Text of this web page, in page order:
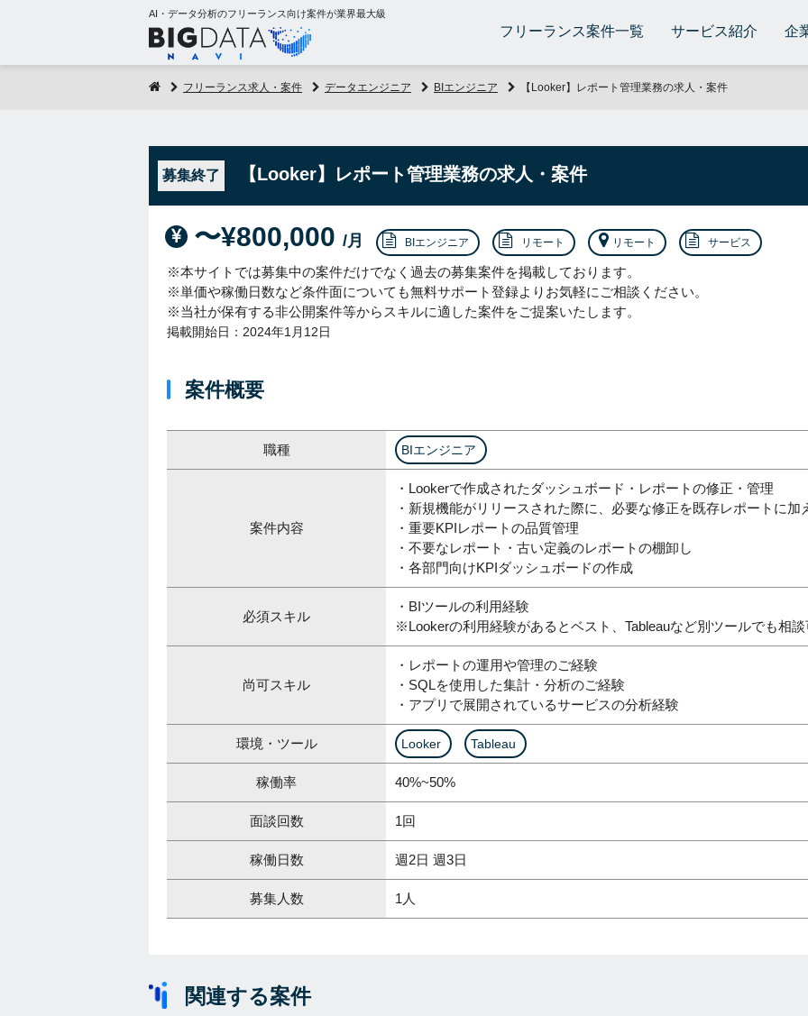
AI・データ分析のフリーランス向け案件が業界最大級
フリーランス案件一覧 サービス紹介 企
フリーランス求人・案件 データエンジニア BIエンジニア 【Looker】レポート管理業務の求人・案件
募集終了 【Looker】レポート管理業務の求人・案件
〜¥800,000 /月 BIエンジニア リモート リモート サービス
※本サイトでは募集中の案件だけでなく過去の募集案件を掲載しております。
※単価や稼働日数など条件面についても無料サポート登録よりお気軽にご相談ください。
※当社が保有する非公開案件等からスキルに適した案件をご提案いたします。
掲載開始日：2024年1月12日
案件概要
職種 BIエンジニア
案件内容
・Lookerで作成されたダッシュボード・レポートの修正・管理
・新規機能がリリースされた際に、必要な修正を既存レポートに加
・重要KPIレポートの品質管理
・不要なレポート・古い定義のレポートの棚卸し
・各部門向けKPIダッシュボードの作成
必須スキル
・BIツールの利用経験
※Lookerの利用経験があるとベスト、Tableauなど別ツールでも相談
尚可スキル
・レポートの運用や管理のご経験
・SQLを使用した集計・分析のご経験
・アプリで展開されているサービスの分析経験
環境・ツール Looker Tableau
稼働率 40%~50%
面談回数 1回
稼働日数 週2日 週3日
募集人数 1人
関連する案件